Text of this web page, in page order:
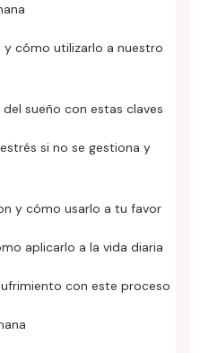
cómo utilizarlo a nuestro
sueño con estas claves
si no se gestiona y
y cómo usarlo a tu favor
aplicarlo a la vida diaria
con este proceso